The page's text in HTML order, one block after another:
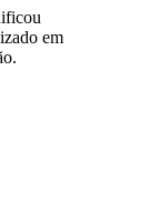
em